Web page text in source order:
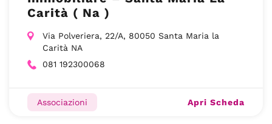
Carità ( Na )
Via Polveriera, 22/A, 80050 Santa Maria la
Carità NA
081 192300068
Associazioni Apri Scheda